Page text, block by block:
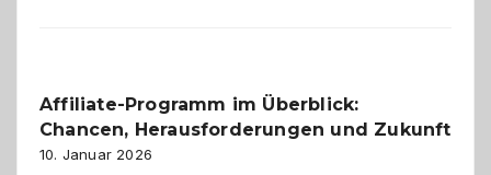
Affiliate-Programm im Überblick:
Chancen, Herausforderungen und Zukunft
10. Januar 2026